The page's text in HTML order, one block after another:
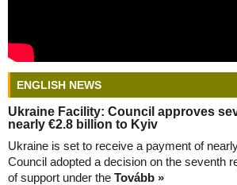
ENGLISH NEWS
Ukraine Facility: Council approves
nearly €2.8 billion to Kyiv
Ukraine is set to receive a payment of
Council adopted a decision on the seventh
of support under the Tovább »